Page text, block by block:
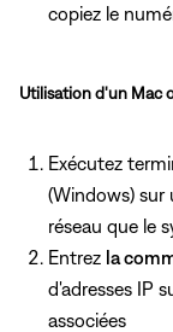
copiez le
Utilisation d'un Mac
Exécutez
(Windows)
réseau que le
Entrez la
d'adresses IP
associées